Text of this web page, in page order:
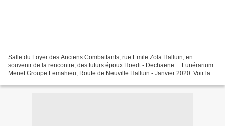
Salle du Foyer des Anciens Combattants, rue Emile Zola Halluin, en
souvenir de la rencontre, des futurs époux Hoedt - Dechaene.... Funérarium
Menet Groupe Lemahieu, Route de Neuville Halluin - Janvier 2020. Voir la